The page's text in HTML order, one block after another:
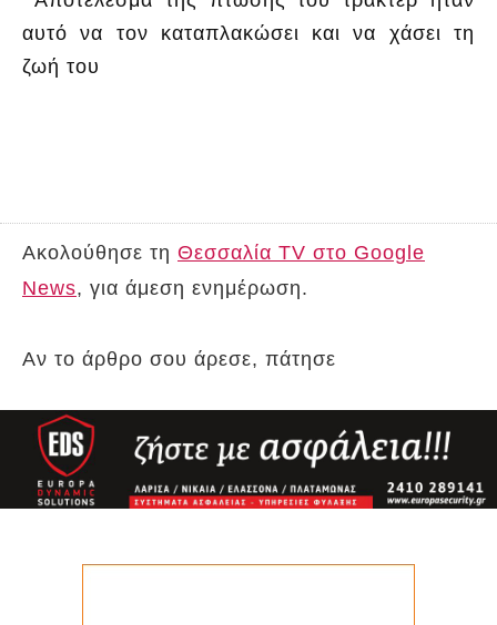
αυτό να τον καταπλακώσει και να χάσει τη
ζωή του
Ακολούθησε τη Θεσσαλία TV στο Google
News, για άμεση ενημέρωση.
Αν το άρθρο σου άρεσε, πάτησε